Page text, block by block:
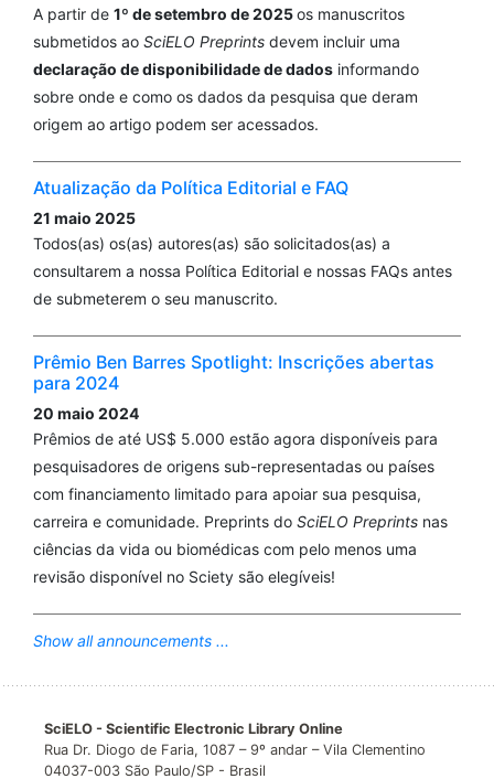
A partir de 1º de setembro de 2025os manuscritos
submetidos ao SciELO Preprints devem incluir uma
declaração de disponibilidade de dados informando
sobre onde e como os dados da pesquisa que deram
origem ao artigo podem ser acessados.
Atualização da Política Editorial e FAQ
21 maio 2025
Todos(as) os(as) autores(as) são solicitados(as) a
consultarem a nossa Política Editorial e nossas FAQs antes
de submeterem o seu manuscrito.
Prêmio Ben Barres Spotlight: Inscrições abertas
para 2024
20 maio 2024
Prêmios de até US$ 5.000 estão agora disponíveis para
pesquisadores de origens sub-representadas ou países
com financiamento limitado para apoiar sua pesquisa,
carreira e comunidade. Preprints do SciELO Preprints nas
ciências da vida ou biomédicas com pelo menos uma
revisão disponível no Sciety são elegíveis!
Show all announcements ...
SciELO - Scientific Electronic Library Online
Rua Dr. Diogo de Faria, 1087 – 9º andar – Vila Clementino
04037-003 São Paulo/SP - Brasil